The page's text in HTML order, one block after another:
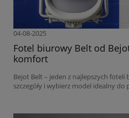
04-08-2025
Fotel biurowy Belt od
komfort
Bejot Belt – jeden z najlepszych foteli
szczegóły i wybierz model idealny do